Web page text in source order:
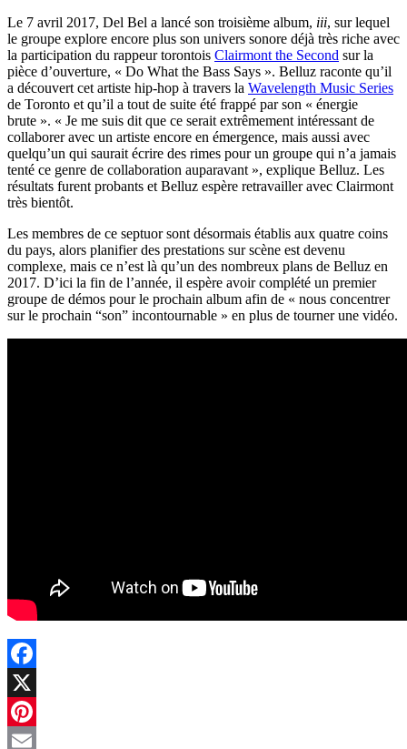
Le 7 avril 2017, Del Bel a lancé son troisième album, iii, sur lequel
le groupe explore encore plus son univers sonore déjà très riche avec
la participation du rappeur torontois Clairmont the Second sur la
pièce d’ouverture, « Do What the Bass Says ». Belluz raconte qu’il
a découvert cet artiste hip-hop à travers la Wavelength Music Series
de Toronto et qu’il a tout de suite été frappé par son « énergie
brute ». « Je me suis dit que ce serait extrêmement intéressant de
collaborer avec un artiste encore en émergence, mais aussi avec
quelqu’un qui saurait écrire des rimes pour un groupe qui n’a jamais
tenté ce genre de collaboration auparavant », explique Belluz. Les
résultats furent probants et Belluz espère retravailler avec Clairmont
très bientôt.
Les membres de ce septuor sont désormais établis aux quatre coins
du pays, alors planifier des prestations sur scène est devenu
complexe, mais ce n’est là qu’un des nombreux plans de Belluz en
2017. D’ici la fin de l’année, il espère avoir complété un premier
groupe de démos pour le prochain album afin de « nous concentrer
sur le prochain “son” incontournable » en plus de tourner une vidéo.
Facebook
X
Pinterest